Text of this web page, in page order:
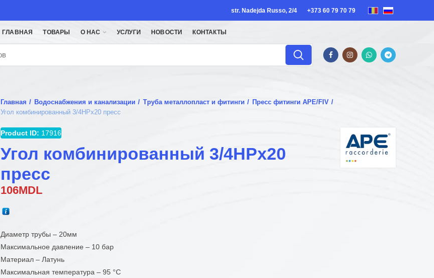
str. Nadejda Russo, 2/4 +373 60 79 70 79
ГЛАВНАЯ ТОВАРЫ О НАС УСЛУГИ НОВОСТИ КОНТАКТЫ
Главная Водоснабжения и канализации Труба металлопласт и фитинги
Пресс фитинги APE/FIV
Угол комбинированный 3/4НРx20 пресс
Product ID: 17916
Угол комбинированный 3/4НРx20
пресс
106MDL
Диаметр трубы – 20мм
Максимальное давление – 10 бар
Материал – Латунь
Максимальная температура – 95 °С